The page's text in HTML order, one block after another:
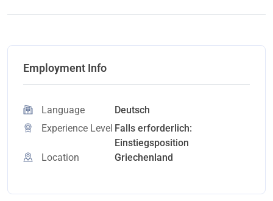
Employment Info
Language
Deutsch
Experience Level Falls erforderlich:
Einstiegsposition
Location
Griechenland